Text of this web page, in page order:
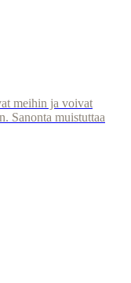
meihin ja voivat
Sanonta muistuttaa